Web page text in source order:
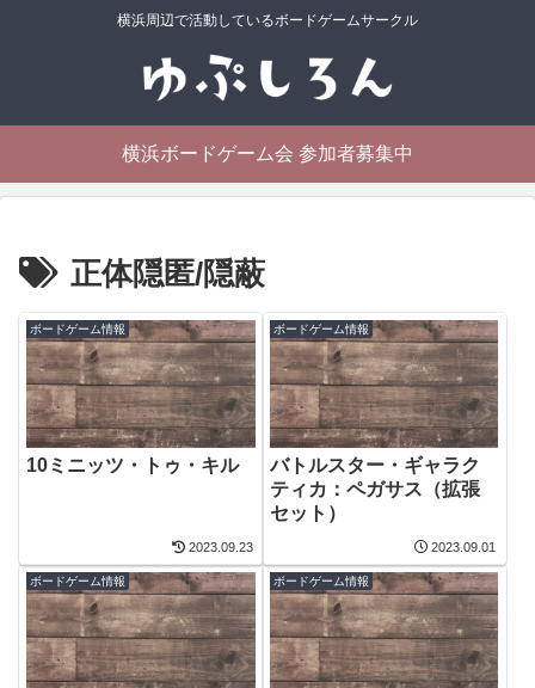
横浜周辺で活動しているボードゲームサークル
横浜ボードゲーム会 参加者募集中
正体隠匿/隠蔽
ボードゲーム情報
10ミニッツ・トゥ・キル
2023.09.23
ボードゲーム情報
バトルスター・ギャラク
ティカ：ペガサス（拡張
セット）
2023.09.01
ボードゲーム情報 ボードゲーム情報